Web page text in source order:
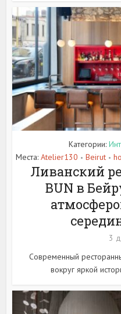
Категории:
Места: Atelier130 • Beirut •
Ливанский
BUN в
3
Современный
вокруг яркой